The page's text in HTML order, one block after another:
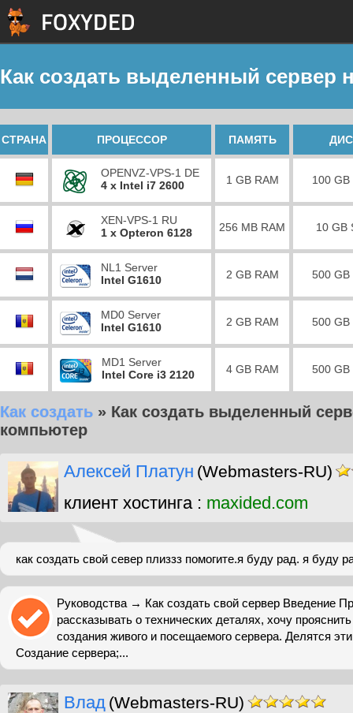
Как создать выделенный сервер
СТРАНА ПРОЦЕССОР ПАМЯТЬ
OPENVZ-VPS-1 DE
4 x Intel i7 2600
1 GB RAM 100 GB
XEN-VPS-1 RU
1 x Opteron 6128
256 MB RAM 10 GB
NL1 Server
Intel G1610
2 GB RAM 500 GB
MD0 Server
Intel G1610
2 GB RAM 500 GB
MD1 Server
Intel Core i3 2120
4 GB RAM 500 GB
Как создать » Как создать выделенный
компьютер
Алексей Платун (Webmasters-RU)
клиент хостинга : maxided.com
как создать свой север плиззз помогите.я буду рад. я буду
Руководства → Как создать свой сервер Введение
рассказывать о технических деталях, хочу
создания живого и посещаемого сервера. Делятся
Создание сервера;...
Влад (Webmasters-RU)